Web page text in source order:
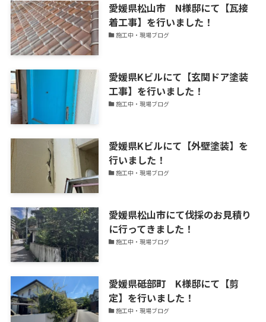
ト
ピ
ッ
ク
ス
を
更
新
中！
愛媛県松山市 N様邸にて【瓦接
着工事】を行いました！
施工中・現場ブログ
愛媛県Kビルにて【玄関ドア塗装
工事】を行いました！
施工中・現場ブログ
愛媛県Kビルにて【外壁塗装】を
行いました！
施工中・現場ブログ
愛媛県松山市にて伐採のお見積り
に行ってきました！
施工中・現場ブログ
愛媛県砥部町 K様邸にて【剪
定】を行いました！
施工中・現場ブログ